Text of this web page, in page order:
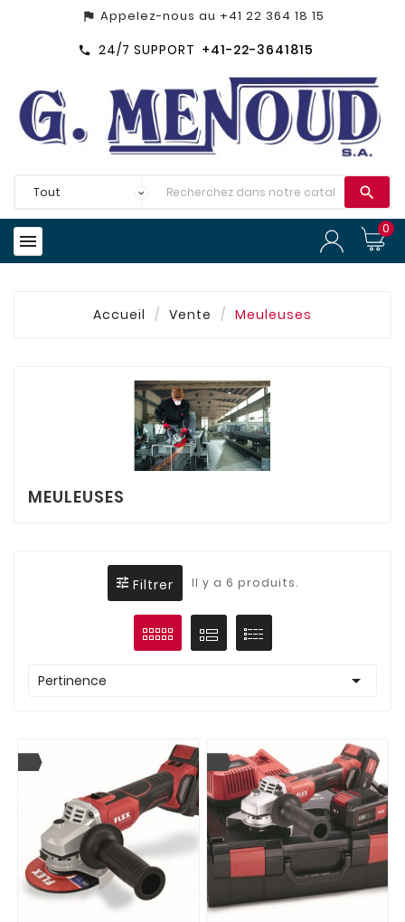
assistant_photo Appelez-nous au +41 22 364 18 15
 24/7 SUPPORT +41-22-3641815


0
Accueil Vente Meuleuses
MEULEUSES
Filtrer Il y a 6 produits.
Pertinence 